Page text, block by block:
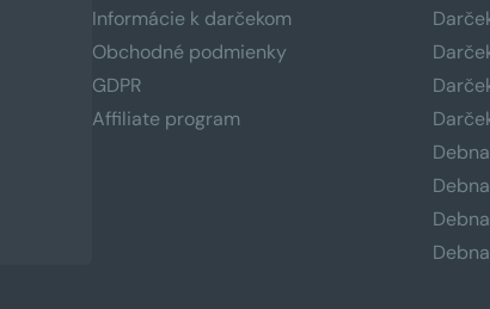
Informácie k darčekom
Obchodné podmienky
GDPR
Affiliate program